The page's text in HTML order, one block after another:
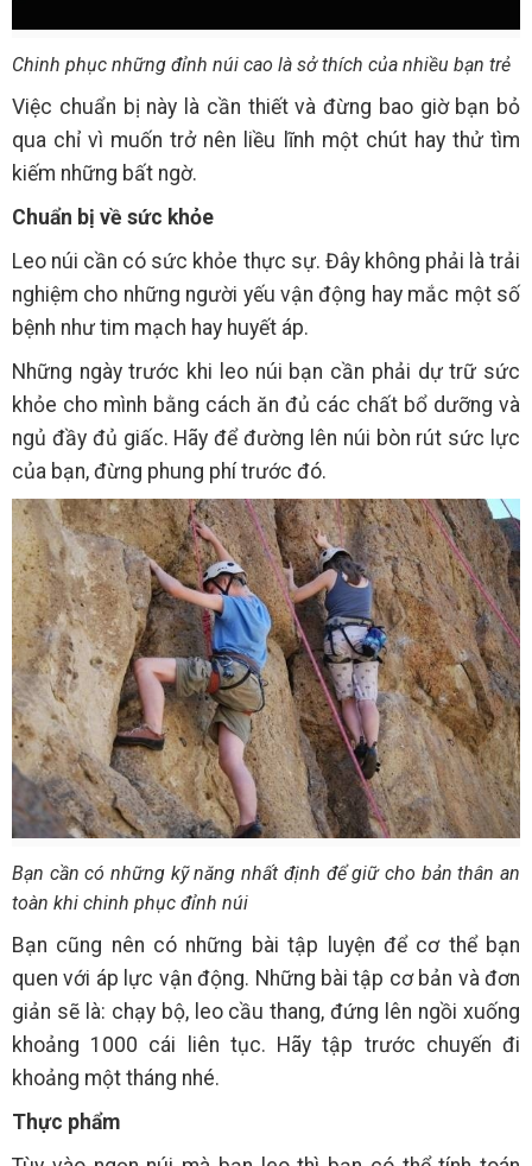
Chinh phục những đỉnh núi cao là sở thích của nhiều bạn trẻ
Việc chuẩn bị này là cần thiết và đừng bao giờ bạn bỏ
qua chỉ vì muốn trở nên liều lĩnh một chút hay thử tìm
kiếm những bất ngờ.
Chuẩn bị về sức khỏe
Leo núi cần có sức khỏe thực sự. Đây không phải là trải
nghiệm cho những người yếu vận động hay mắc một số
bệnh như tim mạch hay huyết áp.
Những ngày trước khi leo núi bạn cần phải dự trữ sức
khỏe cho mình bằng cách ăn đủ các chất bổ dưỡng và
ngủ đầy đủ giấc. Hãy để đường lên núi bòn rút sức lực
của bạn, đừng phung phí trước đó.
Bạn cần có những kỹ năng nhất định để giữ cho bản thân an
toàn khi chinh phục đỉnh núi
Bạn cũng nên có những bài tập luyện để cơ thể bạn
quen với áp lực vận động. Những bài tập cơ bản và đơn
giản sẽ là: chạy bộ, leo cầu thang, đứng lên ngồi xuống
khoảng 1000 cái liên tục. Hãy tập trước chuyến đi
khoảng một tháng nhé.
Thực phẩm